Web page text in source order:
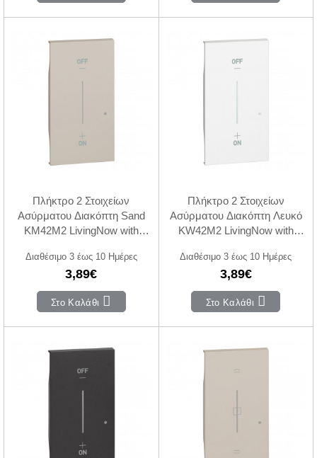
Πλήκτρο 2 Στοιχείων
Ασύρματου Διακόπτη Sand
KM42M2 LivingNow with
Διαθέσιμο 3 έως 10 Ημέρες
3,89€
Στο Καλάθι
Πλήκτρο 2 Στοιχείων
Ασύρματου Διακόπτη Λευκό
KW42M2 LivingNow with
Διαθέσιμο 3 έως 10 Ημέρες
3,89€
Στο Καλάθι